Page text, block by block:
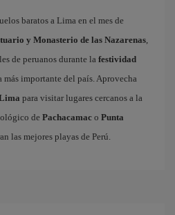
baratos a Lima en el mes de
y Monasterio de las Nazarenas
de peruanos durante la festividad
más importante del país. Aprovecha
para visitar lugares cercanos a la
de Pachacamac o Punta
las mejores playas de Perú.